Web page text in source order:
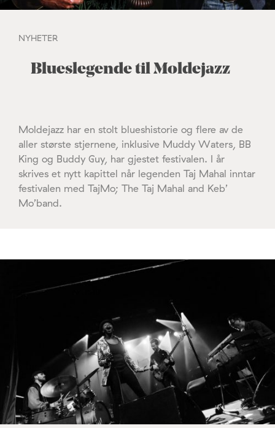
NYHETER
Blueslegende til Moldejazz
Moldejazz har en stolt blueshistorie og flere av de
aller største stjernene, inklusive Muddy Waters, BB
King og Buddy Guy, har gjestet festivalen. I år
skrives et nytt kapittel når legenden Taj Mahal inntar
festivalen med TajMo; The Taj Mahal and Keb’
Mo’band.